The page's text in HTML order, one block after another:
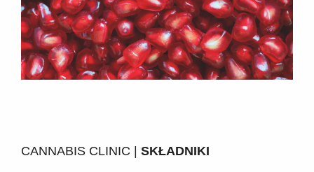
CANNABIS CLINIC | SKŁADNIKI